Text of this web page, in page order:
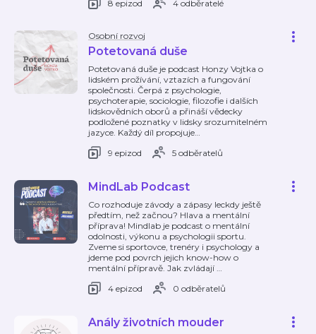
8 epizod 4 odběratelé
Osobní rozvoj
Potetovaná duše
Potetovaná duše je podcast Honzy Vojtka o
lidském prožívání, vztazích a fungování
společnosti. Čerpá z psychologie,
psychoterapie, sociologie, filozofie i dalších
lidskovědních oborů a přináší vědecky
podložené poznatky v lidsky srozumitelném
jazyce. Každý díl propojuje…
9 epizod
5 odběratelů
MindLab Podcast
Co rozhoduje závody a zápasy leckdy ještě
předtím, než začnou? Hlava a mentální
příprava! Mindlab je podcast o mentální
odolnosti, výkonu a psychologii sportu.
Zveme si sportovce, trenéry i psychology a
jdeme pod povrch jejich know-how o
mentální přípravě. Jak zvládají …
4 epizod
0 odběratelů
Anály životních mouder